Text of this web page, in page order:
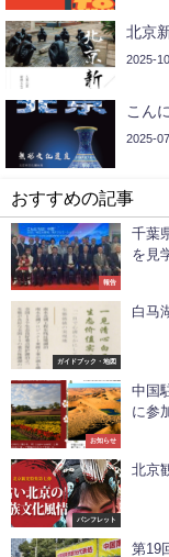
北京
2025-
こん
2025-
おすすめの記事
報告
千葉
を見
ガイドブック・地図
白马
お知らせ
中国
に参
パンフレット
北京
第19